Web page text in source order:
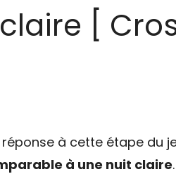
[
à cette étape du
à une nuit claire